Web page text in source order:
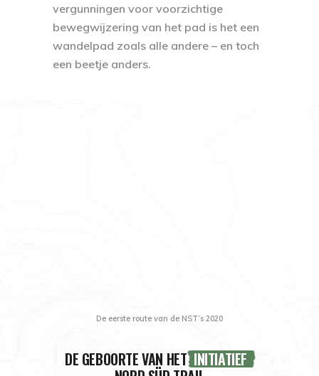
vergunningen voor voorzichtige
bewegwijzering van het pad is het een
wandelpad zoals alle andere – en toch
een beetje anders.
De eerste route van de NST’s 2020
DE GEBOORTE VAN HET INITIATIEF